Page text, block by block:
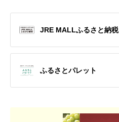
JRE MALLふるさと納税
ふるさとパレット